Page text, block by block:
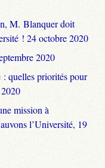
M. Blanquer doit
! 24 octobre 2020
2020
quelles priorités pour
mission à
l’Université, 19